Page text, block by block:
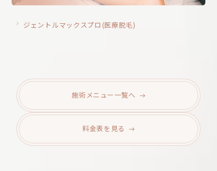
ジェントルマックスプロ(医療脱毛)
施術メニュー 一覧へ
料金表を 見る